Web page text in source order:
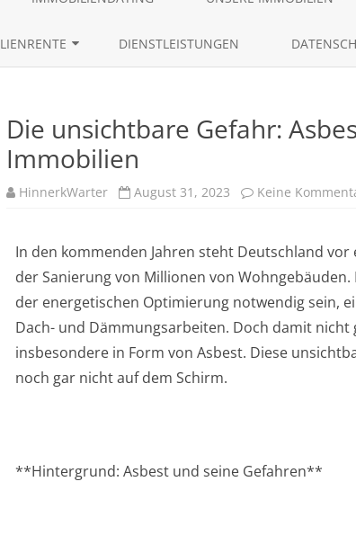
AKTUELLE
DIENSTLEISTUNGEN
Die unsichtbare Gefahr:
Immobilien
HinnerkWarter August 31, 2023 Keine
In den kommenden Jahren steht Deutschland
der Sanierung von Millionen von
der energetischen Optimierung notwendig sein,
Dach- und Dämmungsarbeiten. Doch damit nicht
insbesondere in Form von Asbest. Diese
noch gar nicht auf dem Schirm.
**Hintergrund: Asbest und seine Gefahren**